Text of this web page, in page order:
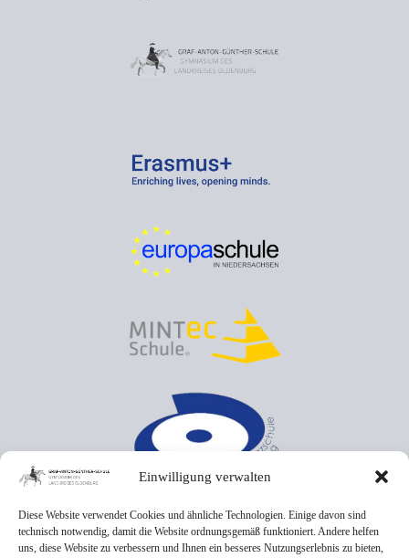
Einwilligung verwalten
Diese Website verwendet Cookies und ähnliche Technologien. Einige davon sind
technisch notwendig, damit die Website ordnungsgemäß funktioniert. Andere helfen
uns, diese Website zu verbessern und Ihnen ein besseres Nutzungserlebnis zu bieten,